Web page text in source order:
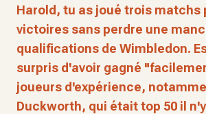
Harold, tu as joué trois matchs
victoires sans perdre une
qualifications de Wimbledon.
surpris d'avoir gagné
joueurs d'expérience,
Duckworth, qui était top 50 il